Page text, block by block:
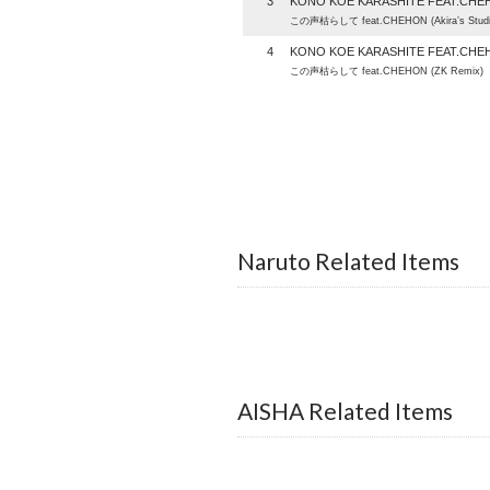
この声枯らして feat.CHEHON (Akira’s
4 KONO KOE KARASHITE
この声枯らして feat.CHEHON (ZK Remix)
Naruto Related Items
AISHA Related Items